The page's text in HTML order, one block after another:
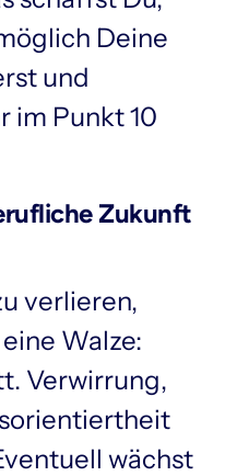
Deine
und
im Punkt 10
Zukunft
verlieren,
Walze:
Verwirrung,
wächst